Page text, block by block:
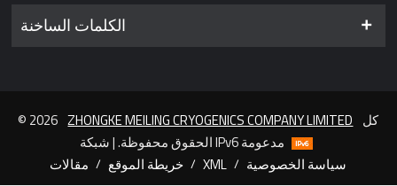
الكلمات الساخنة
© 2026 ZHONGKE MEILING CRYOGENICS COMPANY LIMITED
مقالات / خريطة الموقع / XML / سياسة الخصوصية